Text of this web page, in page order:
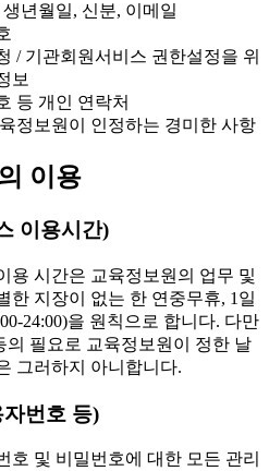
년월일, 신분, 이메일
/ 기관회원서비스 권한설정을 위
보
등 개인 연락처
정보원이 인정하는 경미한 사항
이용
이용시간)
용 시간은 교육정보원의 업무 및
한 지장이 없는 한 연중무휴, 1일
24:00)을 원칙으로 합니다. 다만
의 필요로 교육정보원이 정한 날
그러하지 아니합니다.
번호 등)
및 비밀번호에 대한 모든 관리